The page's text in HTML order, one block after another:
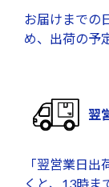
お届けまでの
め、出荷の予
翌
「翌営業日
くと、13時ま